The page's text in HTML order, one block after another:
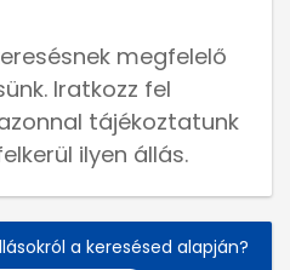
megfelelő
Iratkozz fel
tájékoztatunk
ilyen állás.
a keresésed alapján?